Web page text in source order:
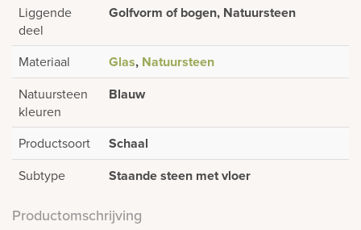
Liggende
deel
Golfvorm of bogen, Natuursteen
Materiaal Glas, Natuursteen
Natuursteen
kleuren
Blauw
Productsoort Schaal
Subtype Staande steen met vloer
Productomschrijving